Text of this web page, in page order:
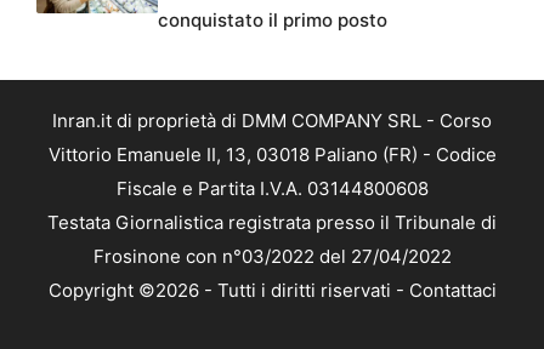
conquistato il primo posto
Inran.it di proprietà di DMM COMPANY SRL - Corso
Vittorio Emanuele II, 13, 03018 Paliano (FR) - Codice
Fiscale e Partita I.V.A. 03144800608
Testata Giornalistica registrata presso il Tribunale di
Frosinone con n°03/2022 del 27/04/2022
Copyright ©2026 - Tutti i diritti riservati - Contattaci